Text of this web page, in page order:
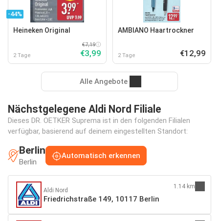
-44%
Heineken Original
2 Tage
€7,19
€3,99
AMBIANO Haartrockner
2 Tage €12,99
Alle Angebote
Nächstgelegene Aldi Nord Filiale
Dieses DR. OETKER Suprema ist in den folgenden Filialen
verfügbar, basierend auf deinem eingestellten Standort:
Berlin
Berlin
Automatisch erkennen
Aldi Nord
Friedrichstraße 149, 10117 Berlin
1.14 km